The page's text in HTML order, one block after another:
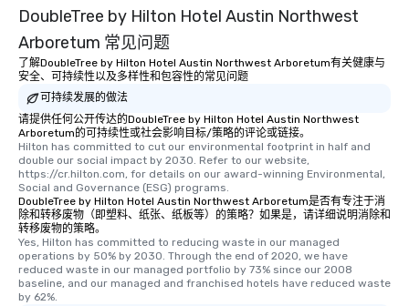
groups from as few as 1 to as many
as 500 guests, making us an ideal
choice for any corporate group event.
Stress-Free Booking Process Booking
a tour is stress-free and allows you to
enjoy the company of your guests
more easily. You’ll take comfort
knowing that everything is taken care
of from the moment the tour is
booked to the minute it concludes.
Since the menu is already set, you
have nothing to worry about. Just
remember to submit ahead of the tour
date any dietary restrictions and food
allergies for anyone in your group.
Feel Like a VIP at Each Stop With Lip
DoubleTree by Hilton Hotel Austin Northwest
Arboretum 常见问题
了解DoubleTree by Hilton Hotel Austin Northwest Arboretum有关健康与
安全、可持续性以及多样性和包容性的常见问题
可持续发展的做法
请提供任何公开传达的DoubleTree by Hilton Hotel Austin Northwest
Arboretum的可持续性或社会影响目标/策略的评论或链接。
Hilton has committed to cut our environmental footprint in half and
double our social impact by 2030. Refer to our website,
https://cr.hilton.com, for details on our award-winning Environmental,
Social and Governance (ESG) programs.
DoubleTree by Hilton Hotel Austin Northwest Arboretum是否有专注于消
除和转移废物（即塑料、纸张、纸板等）的策略？如果是，请详细说明消除和
转移废物的策略。
Yes, Hilton has committed to reducing waste in our managed
operations by 50% by 2030. Through the end of 2020, we have
reduced waste in our managed portfolio by 73% since our 2008
baseline, and our managed and franchised hotels have reduced waste
by 62%.